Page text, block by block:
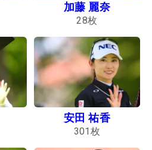
加藤 麗奈
28枚
安田 祐香
301 枚